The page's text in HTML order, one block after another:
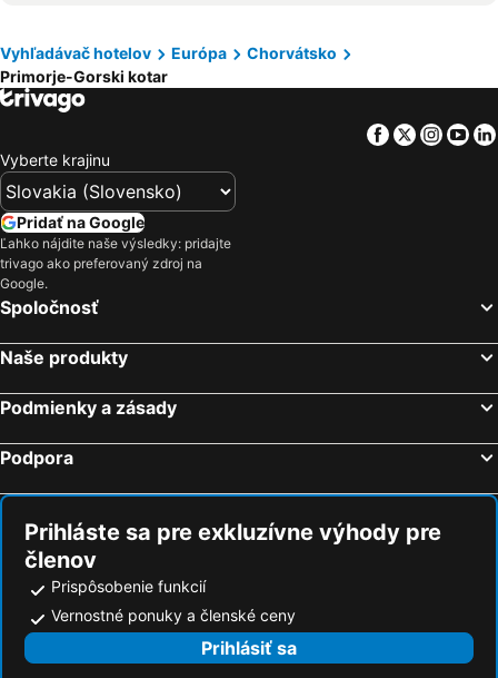
Hotely Kostrena
Hotely Kastav
Hotely Delnice
Hotely Banjol
Hotely Batomalj
Hotely Nerezine
Hotely Mrkopalj
Hotely Čavle
Hotely Sveti Petar
Hotely Martinšćica
Hotely Viškovo
Hotely Osor
Hotely Jurandvor
Hotely Beli
Vyhľadávač hotelov Európa
Chorvátsko
Primorje-Gorski kotar
Facebook
Twitter
Vyberte krajinu
Pridať na Google
Ľahko nájdite naše výsledky: pridajte
trivago ako preferovaný zdroj na
Google.
Spoločnosť
Naše produkty
Podmienky a zásady
Podpora
Prihláste sa pre exkluzívne výhody pre
členov
Prispôsobenie funkcií
Vernostné ponuky a členské ceny
Prihlásiť sa